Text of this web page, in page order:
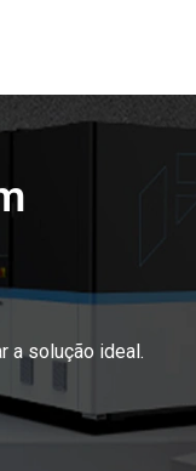
a solução ideal.